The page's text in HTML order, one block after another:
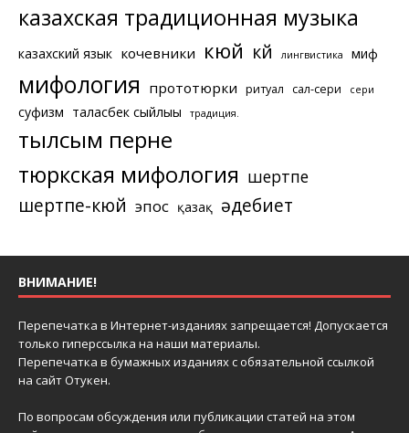
казахская традиционная музыка
казахский язык кочевники кюй күй лингвистика миф
мифология прототюрки ритуал сал-сери сери
суфизм таласбек сыйлығы традиция.
тылсым перне
тюркская мифология шертпе
шертпе-кюй эпос қазақ әдебиет
ВНИМАНИЕ!
Перепечатка в Интернет-изданиях запрещается! Допускается
только гиперссылка на наши материалы.
Перепечатка в бумажных изданиях с обязательной ссылкой
на сайт Отукен.
По вопросам обсуждения или публикации статей на этом